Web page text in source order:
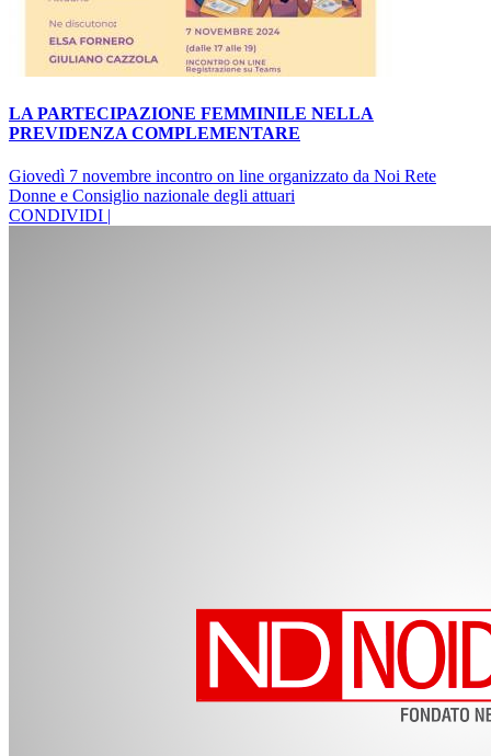
LA PARTECIPAZIONE FEMMINILE NELLA
PREVIDENZA COMPLEMENTARE
Giovedì 7 novembre incontro on line organizzato da Noi Rete
Donne e Consiglio nazionale degli attuari
CONDIVIDI |